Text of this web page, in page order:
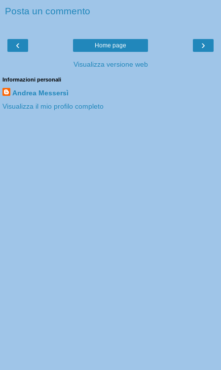
Posta un commento
‹ ›
Home page
Visualizza versione web
Informazioni personali
Andrea Messersì
Visualizza il mio profilo completo